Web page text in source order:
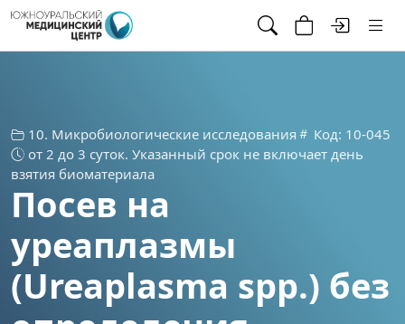
10. Микробиологические исследования
Код: 10-045
от 2 до 3 суток. Указанный срок не включает день
взятия биоматериала
Посев на
уреаплазмы
(Ureaplasma spp.) без